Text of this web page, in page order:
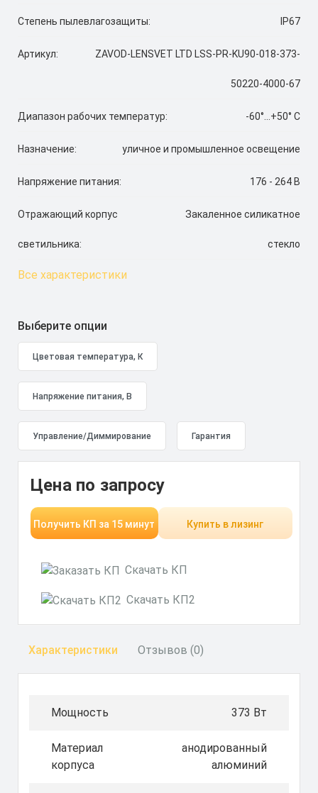
Степень пылевлагозащиты: IP67
Артикул: ZAVOD-LENSVET LTD LSS-PR-KU90-018-373-
50220-4000-67
Диапазон рабочих температур: -60°...+50° C
Назначение: уличное и промышленное освещение
Напряжение питания: 176 - 264 В
Отражающий корпус
светильника:
Закаленное силикатное
стекло
Все характеристики
Выберите опции
Цена по запросу
Получить КП за 15 минут Купить в лизинг
Скачать КП
Скачать КП2
Характеристики Отзывов (0)
Мощность 373 Вт
Материал
корпуса
анодированный
алюминий